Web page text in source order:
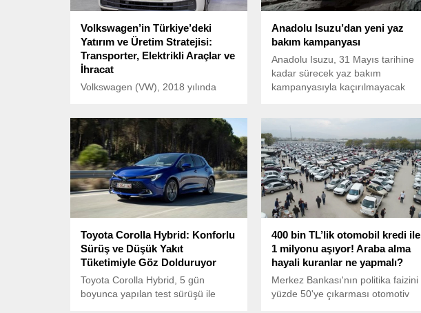
Volkswagen’in Türkiye’deki
Yatırım ve Üretim Stratejisi:
Transporter, Elektrikli Araçlar ve
İhracat
Volkswagen (VW), 2018 yılında
yapmaya başladı.
Anadolu Isuzu’dan yeni yaz
bakım kampanyası
Anadolu Isuzu, 31 Mayıs tarihine
kadar sürecek yaz bakım
kampanyasıyla kaçırılmayacak
indirimleri, yakıt çeki hediyesi,
ücretsiz sağlık ve 40 nokta bakım
kontrolü gibi fırsatlar bulunuyor.
Toyota Corolla Hybrid: Konforlu
Sürüş ve Düşük Yakıt
Tüketimiyle Göz Dolduruyor
Toyota Corolla Hybrid, 5 gün
boyunca yapılan test sürüşü ile
400 bin TL’lik otomobil kredi ile
1 milyonu aşıyor! Araba alma
hayali kuranlar ne yapmalı?
Merkez Bankası'nın politika faizini
yüzde 50'ye çıkarması otomotiv